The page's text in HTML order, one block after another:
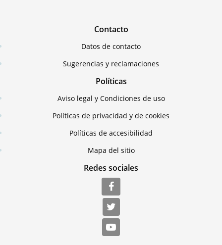
Contacto
Datos de contacto
Sugerencias y reclamaciones
Políticas
Aviso legal y Condiciones de uso
Políticas de privacidad y de cookies
Políticas de accesibilidad
Mapa del sitio
Redes sociales